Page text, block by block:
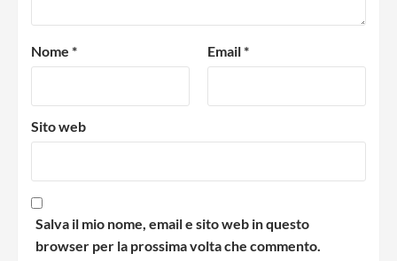
Nome * Email*
Sito web
Salva il mio nome, email e sito web in questo
browser per la prossima volta che commento.